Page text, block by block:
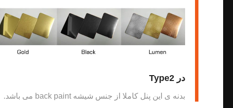
در Type2
بدنه ی این پنل کاملا از جنس شیشه back paint می باشد.